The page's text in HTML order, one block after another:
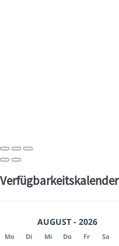
Verfügbarkeitskalender
AUGUST - 2026
Mo Di Mi Do Fr Sa